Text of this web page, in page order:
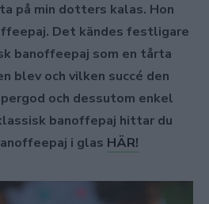
på min dotters kalas. Hon
Det kändes festligare
banoffeepaj som en tårta
blev och vilken succé den
och dessutom enkel
banoffepaj hittar du
i glas HÄR!